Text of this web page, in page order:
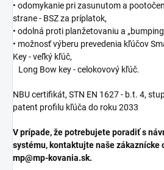
• odomykanie pri zasunutom a
strane - BSZ za príplatok,
• odolná proti planžetovaniu a
• možnosť výberu prevedenia kľúčov
Key - veľký kľúč,
Long Bow key - celokovový kľúč.
NBU certifikát, STN EN 1627 - b.t. 4,
patent profilu kľúča do roku 2033
V prípade, že potrebujete poradiť s
systému, kontaktujte naše zákaznícke
mp@mp-kovania.sk.